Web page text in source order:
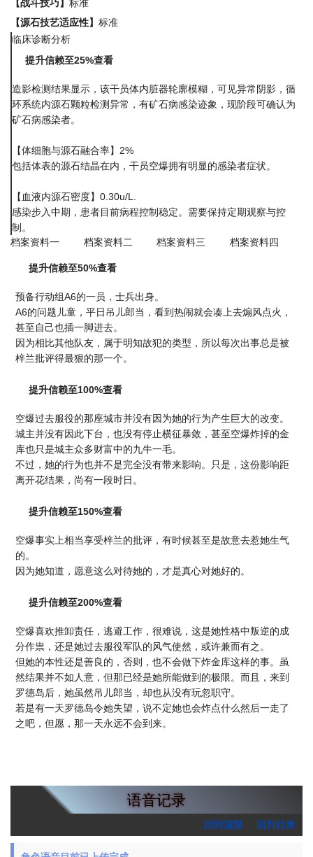
【战斗技巧】 标准
【源石技艺适应性】 标准
临床诊断分析
提升信赖至25%查看
造影检测结果显示，该干员体内脏器轮廓模糊，可见异常阴影，循
环系统内源石颗粒检测异常，有矿石病感染迹象，现阶段可确认为
矿石病感染者。
【体细胞与源石融合率】2%
包括体表的源石结晶在内，干员空爆拥有明显的感染者症状。
【血液内源石密度】0.30u/L.
感染步入中期，患者目前病程控制稳定。需要保持定期观察与控
制。
档案资料一
档案资料二 档案资料三 档案资料四
提升信赖至50%查看
预备行动组A6的一员，士兵出身。
A6的问题儿童，平日吊儿郎当，看到热闹就会凑上去煽风点火，
甚至自己也插一脚进去。
因为相比其他队友，属于明知故犯的类型，所以每次出事总是被
梓兰批评得最狠的那一个。
提升信赖至100%查看
空爆过去服役的那座城市并没有因为她的行为产生巨大的改变。
城主并没有因此下台，也没有停止横征暴敛，甚至空爆炸掉的金
库也只是城主众多财富中的九牛一毛。
不过，她的行为也并不是完全没有带来影响。只是，这份影响距
离开花结果，尚有一段时日。
提升信赖至150%查看
空爆事实上相当享受梓兰的批评，有时候甚至是故意去惹她生气
的。
因为她知道，愿意这么对待她的，才是真心对她好的。
提升信赖至200%查看
空爆喜欢推卸责任，逃避工作，很难说，这是她性格中叛逆的成
分作祟，还是她过去服役军队的风气使然，或许兼而有之。
但她的本性还是善良的，否则，也不会做下炸金库这样的事。虽
然结果并不如人意，但那已经是她所能做到的极限。而且，来到
罗德岛后，她虽然吊儿郎当，却也从没有玩忽职守。
若是有一天罗德岛令她失望，说不定她也会炸点什么然后一走了
之吧，但愿，那一天永远不会到来。
语音记录
回到顶部 回到目录